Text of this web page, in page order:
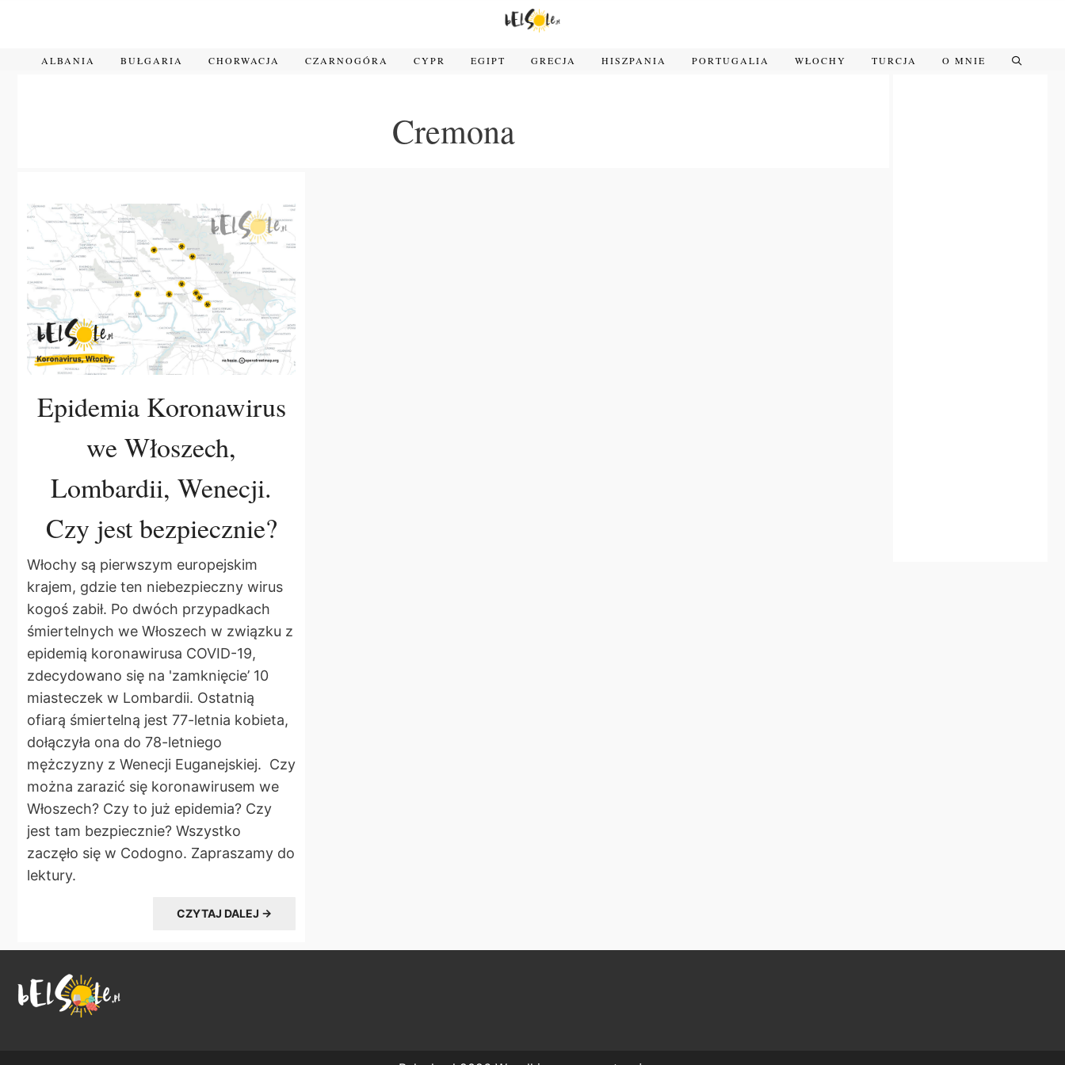
ALBANIA BUŁGARIA CHORWACJA CZARNOGÓRA CYPR EGIPT GRECJA HISZPANIA PORTUGALIA WŁOCHY TURCJA O MNIE
Cremona
Epidemia Koronawirus
we Włoszech,
Lombardii, Wenecji.
Czy jest bezpiecznie?
Włochy są pierwszym europejskim
krajem, gdzie ten niebezpieczny wirus
kogoś zabił. Po dwóch przypadkach
śmiertelnych we Włoszech w związku z
epidemią koronawirusa COVID-19,
zdecydowano się na 'zamknięcie’ 10
miasteczek w Lombardii. Ostatnią
ofiarą śmiertelną jest 77-letnia kobieta,
dołączyła ona do 78-letniego
mężczyzny z Wenecji Euganejskiej. Czy
można zarazić się koronawirusem we
Włoszech? Czy to już epidemia? Czy
jest tam bezpiecznie? Wszystko
zaczęło się w Codogno. Zapraszamy do
lektury.
CZYTAJ DALEJ →